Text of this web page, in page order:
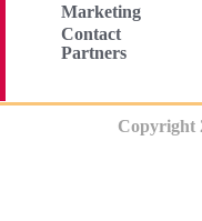
Marketing
Contact
Partners
Copyright